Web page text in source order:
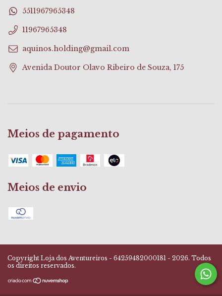
5511967965348
11967965348
aquinos.holding@gmail.com
Avenida Doutor Olavo Ribeiro de Souza, 175
Meios de pagamento
Meios de envio
Copyright Loja dos Aventureiros - 64259482000181 - 2026. Todos
os direitos reservados.